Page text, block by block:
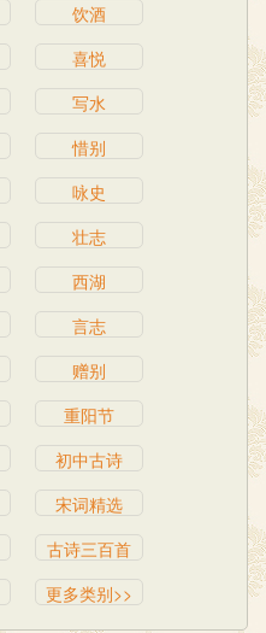
饮酒
喜悦
写水
惜别
咏史
壮志
西湖
言志
赠别
重阳节
初中古诗
宋词精选
古诗三百首
更多类别>>